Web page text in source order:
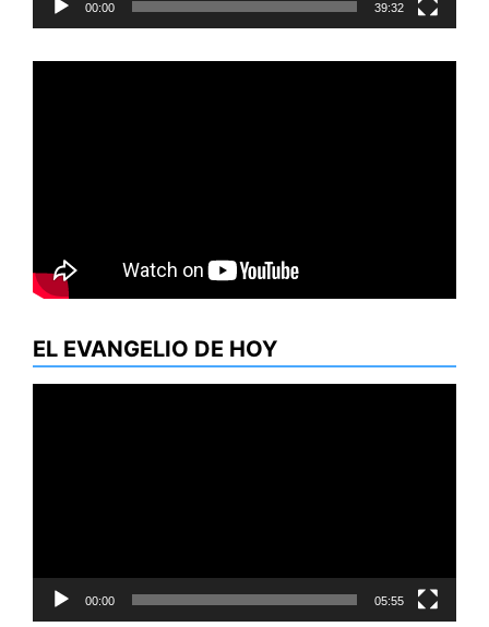
00:00 39:32
EL EVANGELIO DE HOY
00:00 05:55